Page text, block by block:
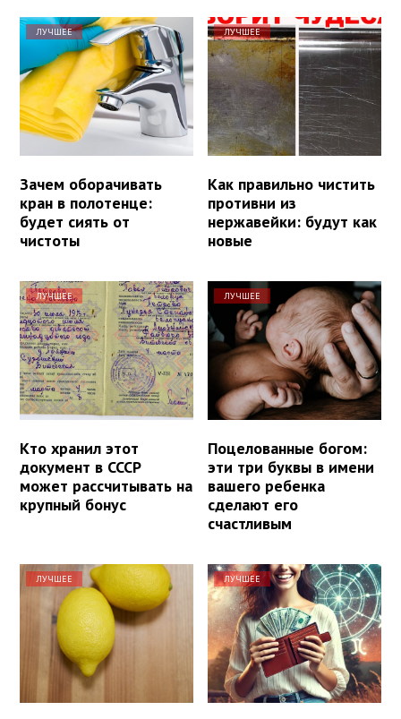
ЛУЧШЕЕ
Зачем оборачивать
кран в полотенце:
будет сиять от
чистоты
ЛУЧШЕЕ
Как правильно чистить
противни из
нержавейки: будут как
новые
ЛУЧШЕЕ
Кто хранил этот
документ в СССР
может рассчитывать на
крупный бонус
ЛУЧШЕЕ
Поцелованные богом:
эти три буквы в имени
вашего ребенка
сделают его
счастливым
ЛУЧШЕЕ ЛУЧШЕЕ